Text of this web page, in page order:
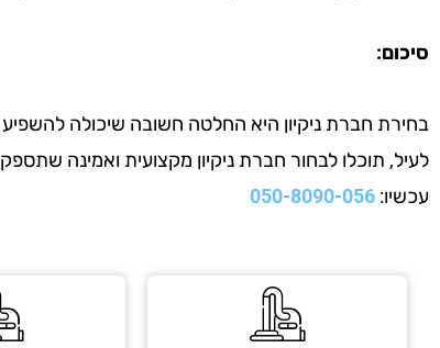
סיכום:
בחירת חברת ניקיון היא החלטה חשובה שיכולה
לעיל, תוכלו לבחור חברת ניקיון מקצועית ואמינה
עכשיו: